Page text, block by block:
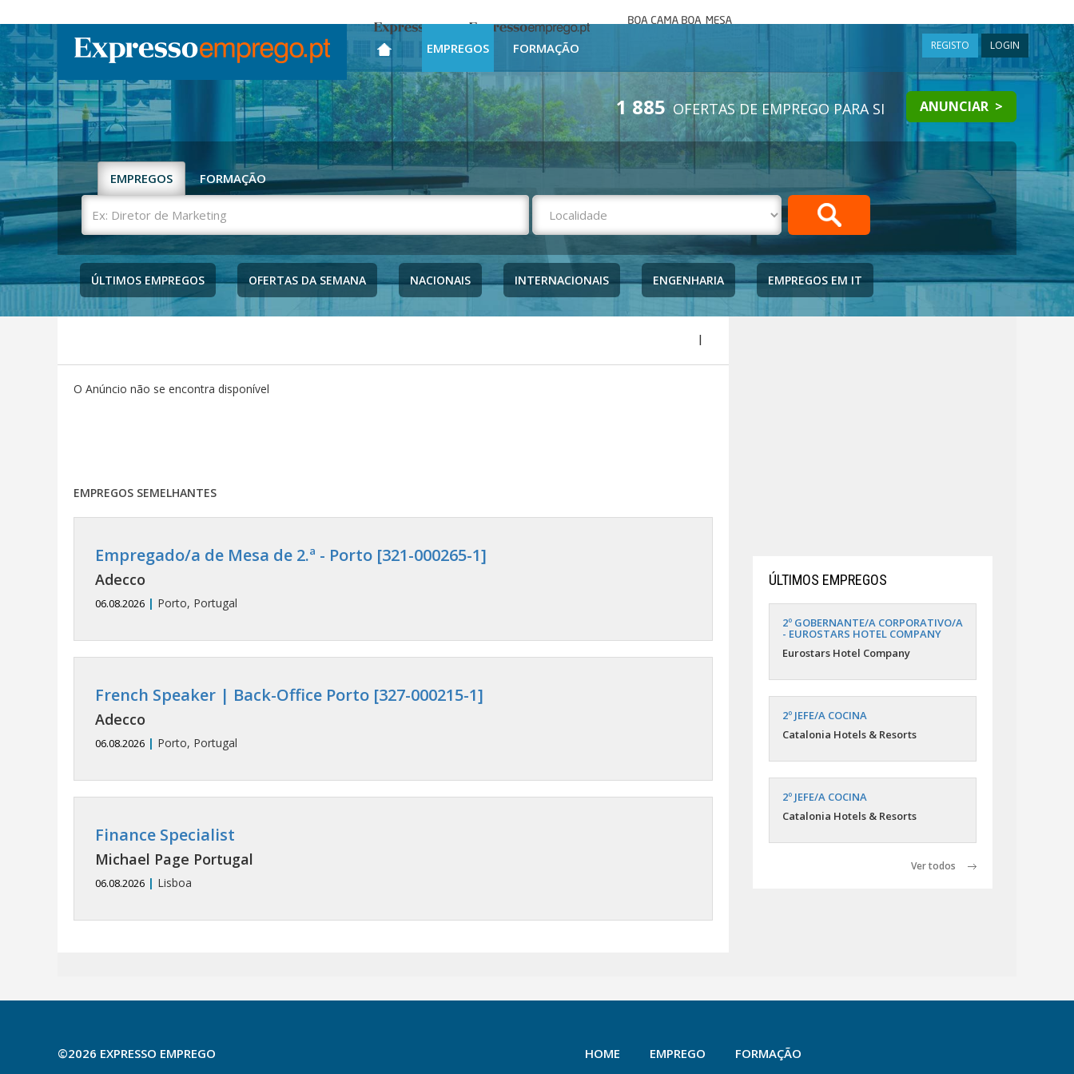
Expresso Expresso Emprego
mesa
EMPREGOS FORMAÇÃO REGISTO LOGIN
1 885 OFERTAS DE EMPREGO PARA SI ANUNCIAR >
EMPREGOS FORMAÇÃO
Ex:
Diretor
de
ÚLTIMOS EMPREGOS
OFERTAS DA SEMANA NACIONAIS INTERNACIONAIS ENGENHARIA EMPREGOS EM IT
|
O Anúncio não se encontra disponível
EMPREGOS SEMELHANTES
Empregado/a de Mesa de 2.ª - Porto [321-000265-1]
Adecco
06.08.2026 | Porto, Portugal
French Speaker | Back-Office Porto [327-000215-1]
Adecco
06.08.2026 | Porto, Portugal
Finance Specialist
Michael Page Portugal
06.08.2026 | Lisboa
ÚLTIMOS EMPREGOS
2º GOBERNANTE/A CORPORATIVO/A
- EUROSTARS HOTEL COMPANY
Eurostars Hotel Company
2º JEFE/A COCINA
Catalonia Hotels & Resorts
2º JEFE/A COCINA
Catalonia Hotels & Resorts
Ver todos
©2026 EXPRESSO EMPREGO HOME EMPREGO FORMAÇÃO